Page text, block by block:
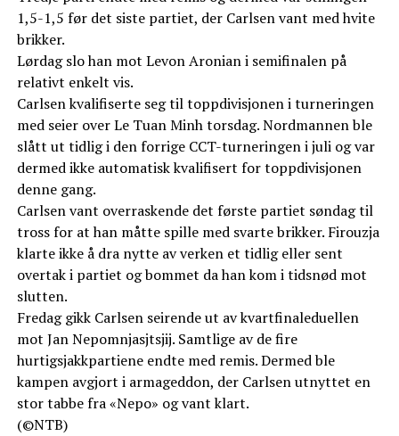
1,5-1,5 før det siste partiet, der Carlsen vant med hvite
brikker.
Lørdag slo han mot Levon Aronian i semifinalen på
relativt enkelt vis.
Carlsen kvalifiserte seg til toppdivisjonen i turneringen
med seier over Le Tuan Minh torsdag. Nordmannen ble
slått ut tidlig i den forrige CCT-turneringen i juli og var
dermed ikke automatisk kvalifisert for toppdivisjonen
denne gang.
Carlsen vant overraskende det første partiet søndag til
tross for at han måtte spille med svarte brikker. Firouzja
klarte ikke å dra nytte av verken et tidlig eller sent
overtak i partiet og bommet da han kom i tidsnød mot
slutten.
Fredag gikk Carlsen seirende ut av kvartfinaleduellen
mot Jan Nepomnjasjtsjij. Samtlige av de fire
hurtigsjakkpartiene endte med remis. Dermed ble
kampen avgjort i armageddon, der Carlsen utnyttet en
stor tabbe fra «Nepo» og vant klart.
(©NTB)